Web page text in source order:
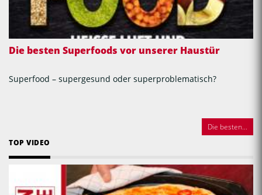
Die besten Superfoods vor unserer Haustür
Superfood – supergesund oder superproblematisch?
Die besten...
TOP VIDEO